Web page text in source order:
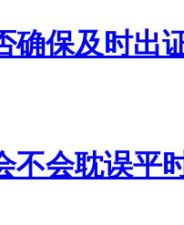
确保及时出
不会耽误平